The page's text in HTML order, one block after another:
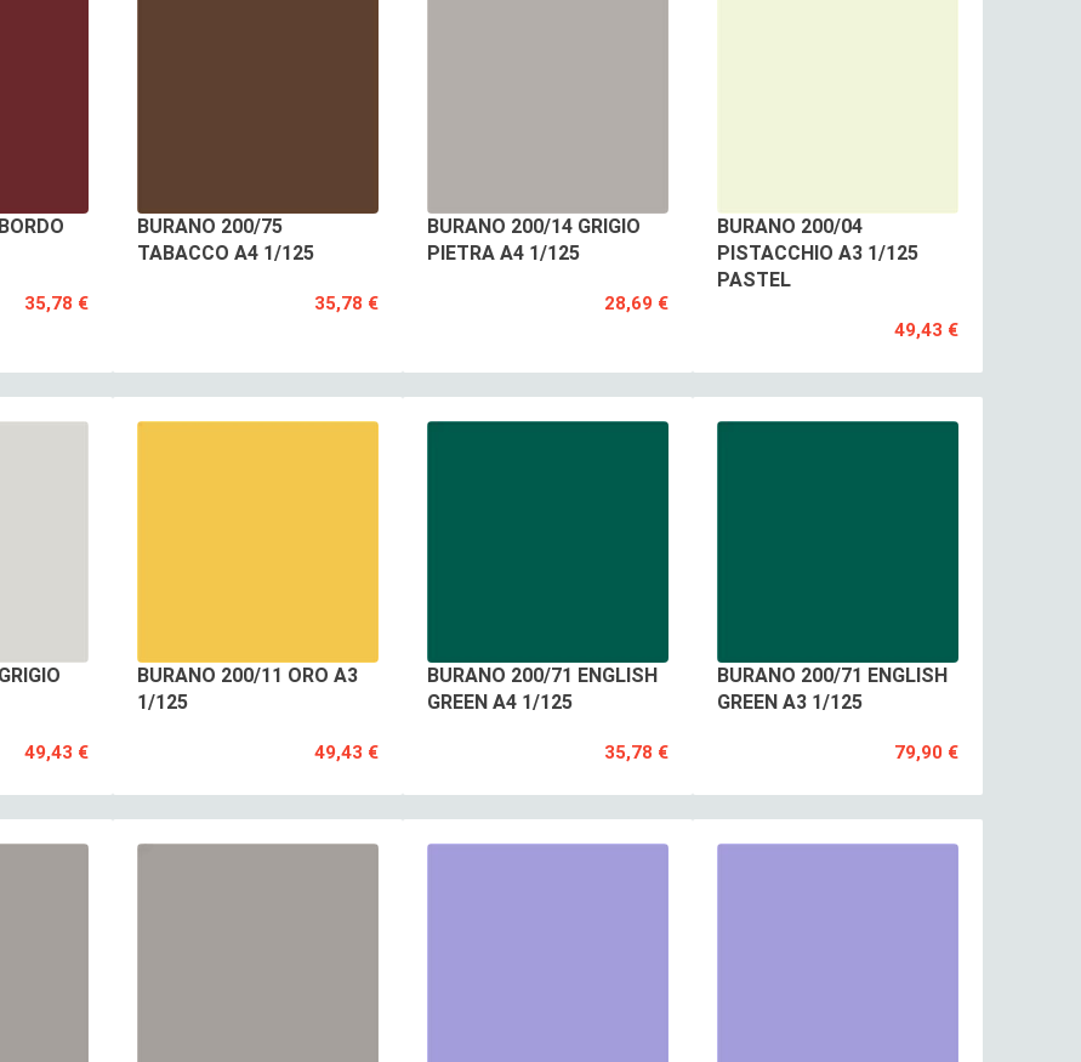
35,78 €
BURANO 200/75
TABACCO A4 1/125
35,78 €
BURANO 200/14 GRIGIO
PIETRA A4 1/125
28,69 €
BURANO 200/04
PISTACCHIO A3 1/125
PASTEL
49,43 €
49,43 €
BURANO 200/11 ORO A3
1/125
49,43 €
BURANO 200/71 ENGLISH
GREEN A4 1/125
35,78 €
BURANO 200/71 ENGLISH
GREEN A3 1/125
79,90 €